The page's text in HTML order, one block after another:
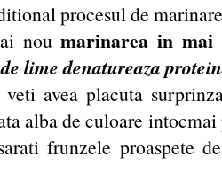
procesul de
noumarinarea in
lime denatureaza
avea placuta
alba de culoare
frunzele proaspete